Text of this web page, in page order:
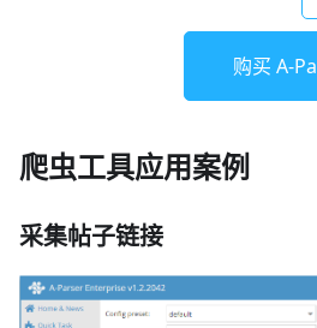
购买 A-
爬虫工具应用案例
采集帖子链接